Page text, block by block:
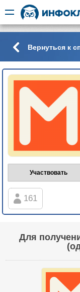
Вернуться к
161
Участвовать
Для